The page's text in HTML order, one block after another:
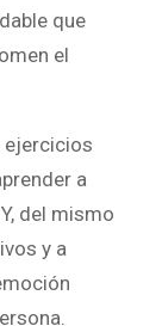
que
el
ejercicios
a
del mismo
y a